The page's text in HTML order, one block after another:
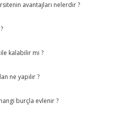
avantajları nelerdir ?
kalabilir mi ?
ne yapılır ?
burçla evlenir ?